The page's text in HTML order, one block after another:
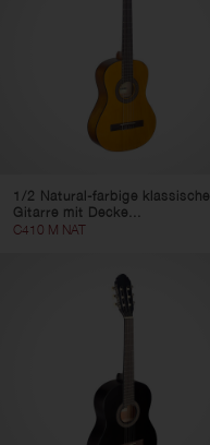
Farbe
Filter löschen
1/2 Natural-farbige klassische
Gitarre mit Decke...
C410 M NAT